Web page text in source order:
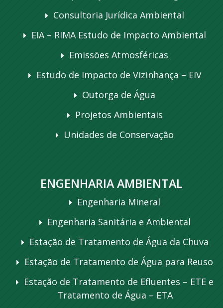
Consultoria Jurídica Ambiental
EIA – RIMA Estudo de Impacto Ambiental
Emissões Atmosféricas
Estudo de Impacto de Vizinhança – EIV
Outorga de Água
Projetos Ambientais
Unidades de Conservação
ENGENHARIA AMBIENTAL
Engenharia Mineral
Engenharia Sanitária e Ambiental
Estação de Tratamento de Água da Chuva
Estação de Tratamento de Água para Reuso
Estação de Tratamento de Efluentes – ETE e
Tratamento de Água – ETA